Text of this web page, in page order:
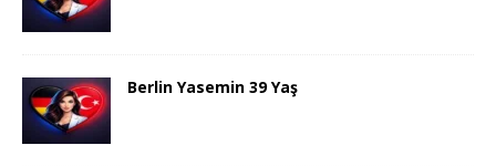
Berlin Yasemin 39 Yaş